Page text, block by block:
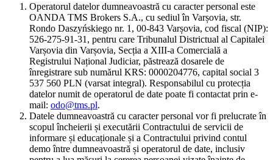
Operatorul datelor dumneavoastră cu caracter personal este
OANDA TMS Brokers S.A., cu sediul în Varșovia, str.
Rondo Daszyńskiego nr. 1, 00-843 Varșovia, cod fiscal (NIP):
526-275-91-31, pentru care Tribunalul Districtual al Capitalei
Varșovia din Varșovia, Secția a XIII-a Comercială a
Registrului Național Judiciar, păstrează dosarele de
înregistrare sub numărul KRS: 0000204776, capital social 3
537 560 PLN (varsat integral). Responsabilul cu protecția
datelor numit de operatorul de date poate fi contactat prin e-
mail: odo@tms.pl.
Datele dumneavoastră cu caracter personal vor fi prelucrate în
scopul încheierii și executării Contractului de servicii de
informare și educaționale și a Contractului privind contul
demo între dumneavoastră și operatorul de date, inclusiv